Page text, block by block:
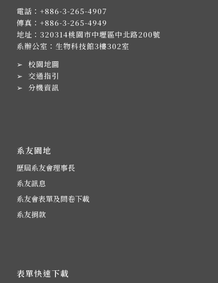
電話： +886-3-265-4907
傳真：+886-3-265-4949
地址： 320314桃園市中壢區中北路200號
系辦公室：生物科技館3樓302室
➢ 校園地圖
➢ 交通指引
➢ 分機資訊
系友園地
歷屆系友會理事長
系友訊息
系友會表單及問卷下載
系友捐款
表單快速下載